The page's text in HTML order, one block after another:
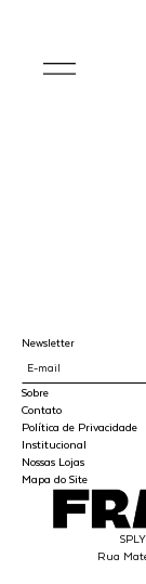
Sobre
Contato
Política de Privacidade
Institucional
Nossas Lojas
Mapa do Site
Newsletter
Rua